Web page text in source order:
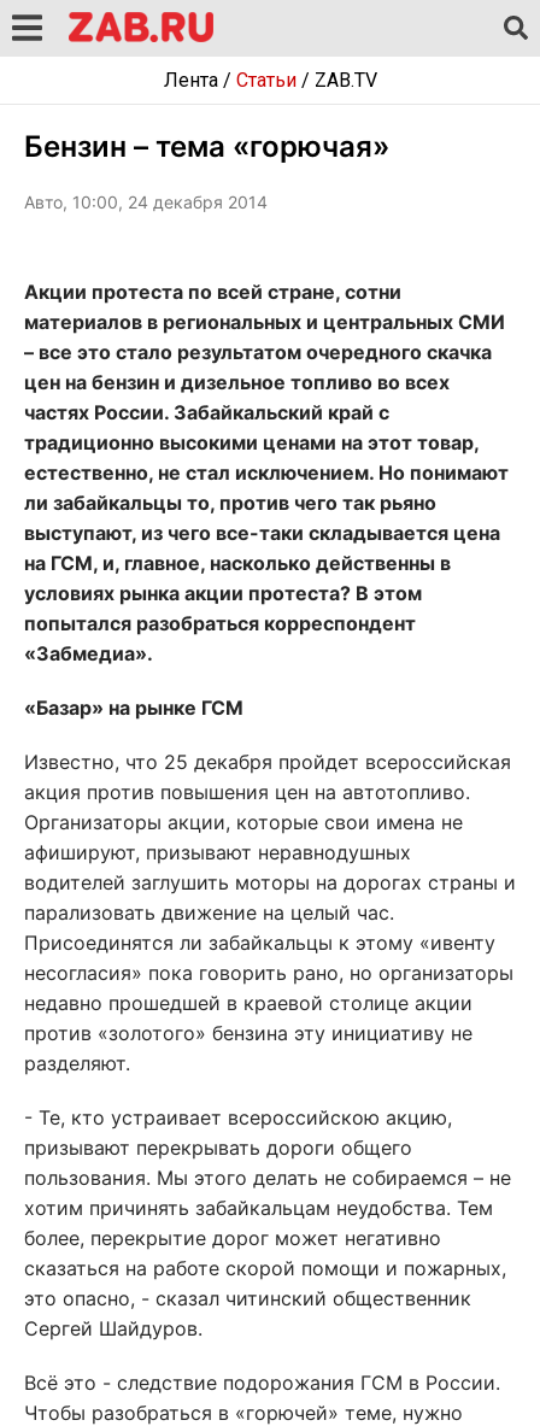
Лента/ Статьи/ ZAB.TV
Бензин – тема «горючая»
Авто, 10:00, 24 декабря 2014
Акции протеста по всей стране, сотни
материалов в региональных и центральных СМИ
– все это стало результатом очередного скачка
цен на бензин и дизельное топливо во всех
частях России. Забайкальский край с
традиционно высокими ценами на этот товар,
естественно, не стал исключением. Но понимают
ли забайкальцы то, против чего так рьяно
выступают, из чего все-таки складывается цена
на ГСМ, и, главное, насколько действенны в
условиях рынка акции протеста? В этом
попытался разобраться корреспондент
«Забмедиа».
«Базар» на рынке ГСМ
Известно, что 25 декабря пройдет всероссийская
акция против повышения цен на автотопливо.
Организаторы акции, которые свои имена не
афишируют, призывают неравнодушных
водителей заглушить моторы на дорогах страны и
парализовать движение на целый час.
Присоединятся ли забайкальцы к этому «ивенту
несогласия» пока говорить рано, но организаторы
недавно прошедшей в краевой столице акции
против «золотого» бензина эту инициативу не
разделяют.
- Те, кто устраивает всероссийскою акцию,
призывают перекрывать дороги общего
пользования. Мы этого делать не собираемся – не
хотим причинять забайкальцам неудобства. Тем
более, перекрытие дорог может негативно
сказаться на работе скорой помощи и пожарных,
это опасно, - сказал читинский общественник
Сергей Шайдуров.
Всё это - следствие подорожания ГСМ в России.
Чтобы разобраться в «горючей» теме, нужно